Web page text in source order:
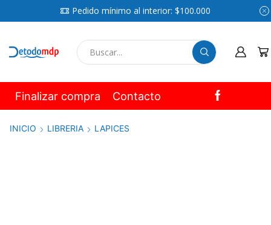
Pedido mínimo al interior: $100.000
Finalizar compra Contacto
INICIO LIBRERIA LAPICES